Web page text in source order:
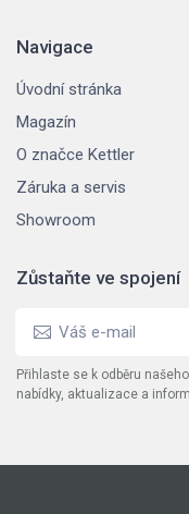
Navigace
Úvodní stránka
Magazín
O značce Kettler
Záruka a servis
Showroom
Zůstaňte ve spojení
Přihlaste se k odběru
nabídky, aktualizace a